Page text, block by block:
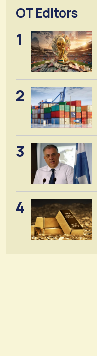
OT Editors
1
2
3
4